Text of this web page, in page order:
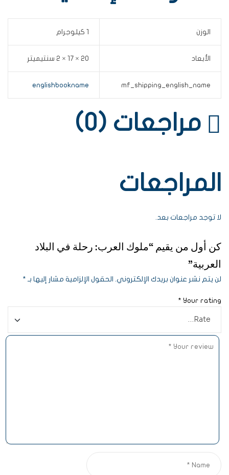
الوزن 1 كيلوجرام
الأبعاد 20 × 17 × 2 سنتيميتر
mf_shipping_english_name
englishbookname
مراجعات (0)
المراجعات
لا توجد مراجعات بعد.
كن أول من يقيم “ملوك العرب: رحلة في البلاد
العربية”
لن يتم نشر عنوان بريدك الإلكتروني. الحقول الإلزامية مشار إليها بـ *
Your rating
*